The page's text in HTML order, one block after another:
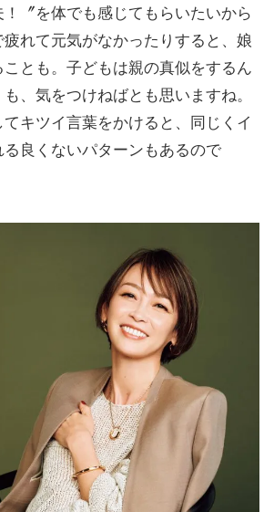
〞を体でも感じてもらいたいから
れて元気がなかったりすると、娘
とも。子どもは親の真似をするん
、気をつけねばとも思いますね。
キツイ言葉をかけると、同じくイ
良くないパターンもあるので